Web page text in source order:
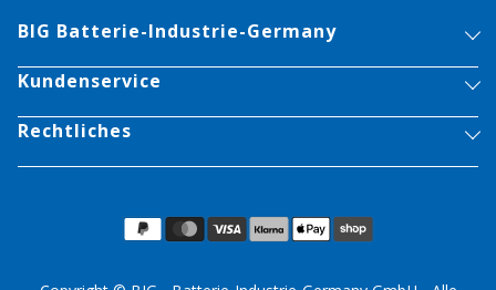
BIG Batterie-Industrie-Germany
Kundenservice
Rechtliches